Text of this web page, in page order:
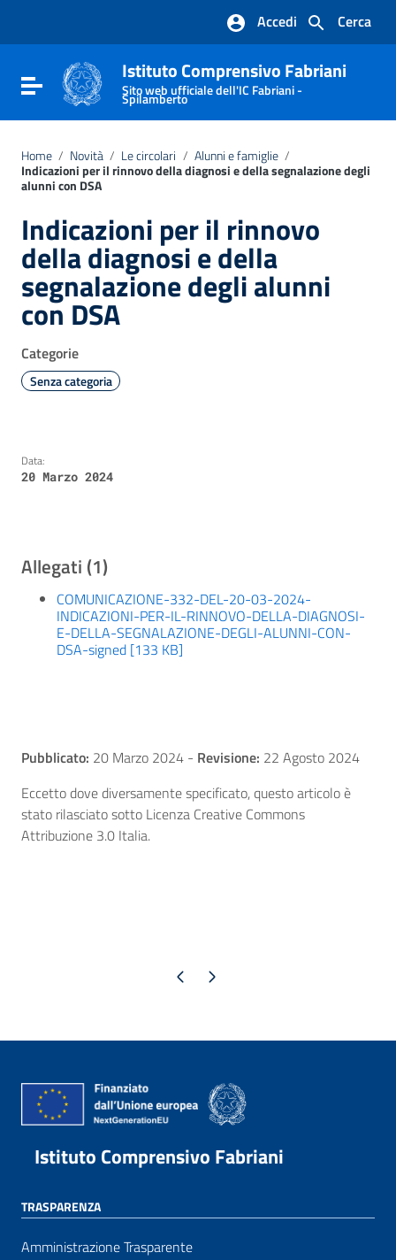
Vai al footer
Cerca
Accedi
Attiva / disattiva la navigazione
Istituto Comprensivo Fabriani
Sito web ufficiale dell'IC Fabriani -
Spilamberto
Home / Novità / Le circolari / Alunni e famiglie /
Indicazioni per il rinnovo della diagnosi e della segnalazione degli
alunni con DSA
Indicazioni per il rinnovo
della diagnosi e della
segnalazione degli alunni
con DSA
Categorie
Senza categoria
Data:
20 Marzo 2024
Allegati (1)
COMUNICAZIONE-332-DEL-20-03-2024-
INDICAZIONI-PER-IL-RINNOVO-DELLA-DIAGNOSI-
E-DELLA-SEGNALAZIONE-DEGLI-ALUNNI-CON-
DSA-signed [133 KB]
Pubblicato: 20 Marzo 2024 - Revisione: 22 Agosto 2024
Eccetto dove diversamente specificato, questo articolo è
stato rilasciato sotto Licenza Creative Commons
Attribuzione 3.0 Italia.
Pagina precedente
Pagina successiva
Istituto Comprensivo Fabriani
TRASPARENZA
Amministrazione Trasparente